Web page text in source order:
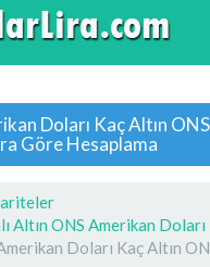
Doları Kaç Altın
Göre Hesaplama
Altın ONS Amerikan
Doları Kaç Altın